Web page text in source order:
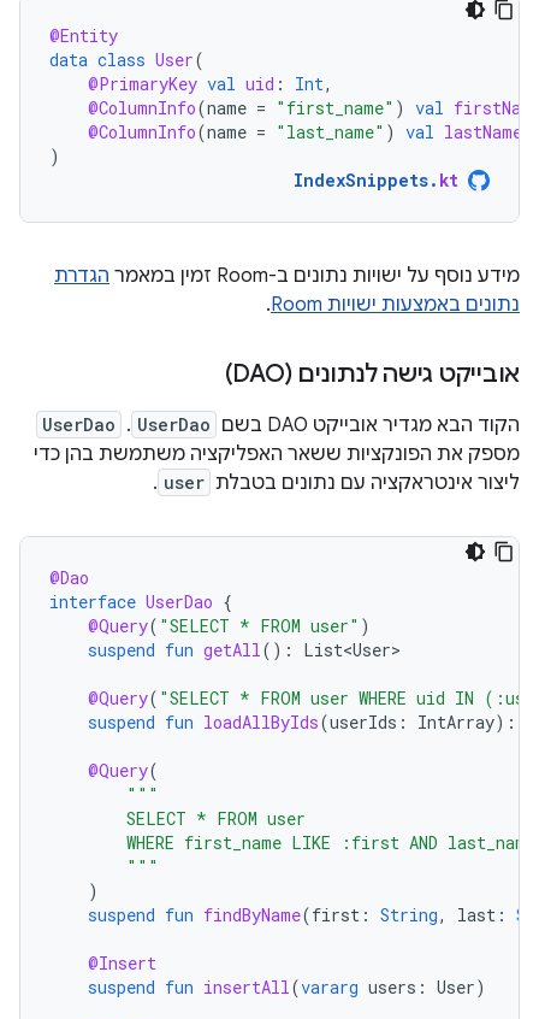
@Entity
data class User(
@PrimaryKey val uid : Int,
@ColumnInfo(name = "first_name" ) val
@ColumnInfo(name = "last_name" ) val lastName
)
IndexSnippets. kt
מידע נוסף על ישויות נתונים ב-Room זמין במאמר
הגדרת
נתונים באמצעות ישויות Room
.
אובייקט גישה לנתונים (DAO)
הקוד הבא מגדיר אובייקט DAO בשם UserDao
. ‫
UserDao
מספק את הפונקציות ששאר האפליקציה משתמשת בהן כדי
ליצור אינטראקציה עם נתונים בטבלת user
.
@Dao
interface UserDao {
@Query( "SELECT * FROM user" )
suspend fun getAll (): List<User>
@Query( "SELECT * FROM user WHERE uid IN
suspend fun loadAllByIds(userIds : IntArray):
@Query(
"""
        SELECT * FROM user
WHERE first_name LIKE :first AND
        """
)
suspend fun findByName(first : String, last :
@Insert
suspend fun insertAll (vararg users : User)